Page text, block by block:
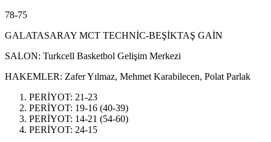
78-75
GALATASARAY MCT TECHNİC-BEŞİKTAŞ GAİN
SALON: Turkcell Basketbol Gelişim Merkezi
HAKEMLER: Zafer Yılmaz, Mehmet Karabilecen, Polat Parlak
PERİYOT: 21-23
PERİYOT: 19-16 (40-39)
PERİYOT: 14-21 (54-60)
PERİYOT: 24-15